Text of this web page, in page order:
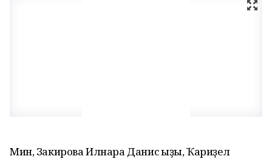
Мин, Закирова Илнара Данис ҡыҙы, Ҡариҙел